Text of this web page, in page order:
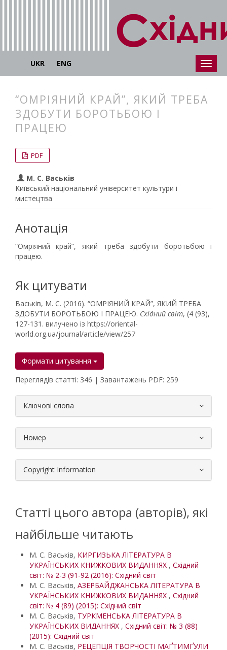
UKR ENG
“ОМРІЯНИЙ КРАЙ”, ЯКИЙ ТРЕБА
ЗДОБУТИ БОРОТЬБОЮ І
ПРАЦЕЮ
PDF
М. С. Васьків
Київський національний університет культури і
мистецтва
Анотація
“Омріяний край”, який треба здобути боротьбою і
працею.
Як цитувати
Васьків, М. С. (2016). “ОМРІЯНИЙ КРАЙ”, ЯКИЙ ТРЕБА
ЗДОБУТИ БОРОТЬБОЮ І ПРАЦЕЮ. Східний світ, (4 (93),
127-131. вилучено із https://oriental-
world.org.ua/journal/article/view/257
Формати цитування
Переглядів статті: 346 | Завантажень PDF: 259
Ключові слова
Номер
Copyright Information
Статті цього автора (авторів), які
найбільше читають
М. С. Васьків, КИРГИЗЬКА ЛІТЕРАТУРА В
УКРАЇНСЬКИХ КНИЖКОВИХ ВИДАННЯХ , Східний
світ: № 2-3 (91-92 (2016): Східний світ
М. С. Васьків, АЗЕРБАЙДЖАНСЬКА ЛІТЕРАТУРА В
УКРАЇНСЬКИХ КНИЖКОВИХ ВИДАННЯХ , Східний
світ: № 4 (89) (2015): Східний світ
М. С. Васьків, ТУРКМЕНСЬКА ЛІТЕРАТУРА В
УКРАЇНСЬКИХ ВИДАННЯХ , Східний світ: № 3 (88)
(2015): Східний світ
М. С. Васьків, РЕЦЕПЦІЯ ТВОРЧОСТІ МАҐТИМҐУЛИ